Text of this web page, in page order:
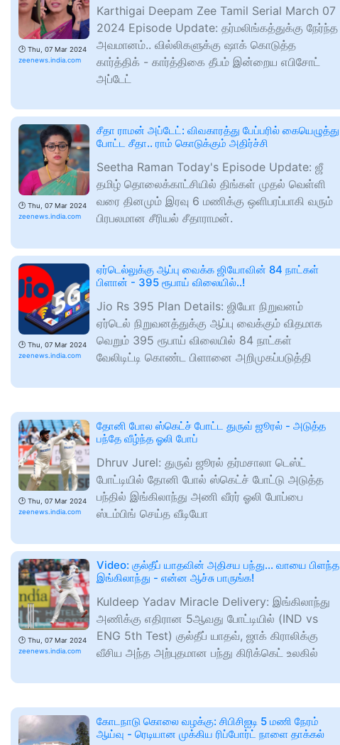
🕑 Thu, 07 Mar 2024
zeenews.india.com
Karthigai Deepam Zee Tamil Serial March 07
2024 Episode Update: தர்மலிங்கத்துக்கு நேர்ந்த
அவமானம்.‌. வில்லிகளுக்கு ஷாக் கொடுத்த
கார்த்திக் - கார்த்திகை தீபம் இன்றைய எபிசோட்
அப்டேட்
🕑 Thu, 07 Mar 2024
zeenews.india.com
சீதா ராமன் அப்டேட்: விவகாரத்து பேப்பரில் கையெழுத்து
போட்ட சீதா.. ராம் கொடுக்கும் அதிர்ச்சி
Seetha Raman Today's Episode Update: ஜீ
தமிழ் தொலைக்காட்சியில் திங்கள் முதல் வெள்ளி
வரை தினமும் இரவு 6 மணிக்கு ஒளிபரப்பாகி வரும்
பிரபலமான சீரியல் சீதாராமன்.
🕑 Thu, 07 Mar 2024
zeenews.india.com
ஏர்டெல்லுக்கு ஆப்பு வைக்க ஜியோவின் 84 நாட்கள்
பிளான் - 395 ரூபாய் விலையில்..!
Jio Rs 395 Plan Details: ஜியோ நிறுவனம்
ஏர்டெல் நிறுவனத்துக்கு ஆப்பு வைக்கும் விதமாக
வெறும் 395 ரூபாய் விலையில் 84 நாட்கள்
வேலிடிட்டி கொண்ட பிளானை அறிமுகப்படுத்தி
🕑 Thu, 07 Mar 2024
zeenews.india.com
தோனி போல ஸ்கெட்ச் போட்ட துருவ் ஜூரல் - அடுத்த
பந்தே வீழ்ந்த ஓலி போப்
Dhruv Jurel: துருவ் ஜூரல் தர்மசாலா டெஸ்ட்
போட்டியில் தோனி போல் ஸ்கெட்ச் போட்டு அடுத்த
பந்தில் இங்கிலாந்து அணி வீரர் ஓலி போப்பை
ஸ்டம்பிங் செய்த வீடியோ
🕑 Thu, 07 Mar 2024
zeenews.india.com
Video: குல்தீப் யாதவின் அதிசய பந்து... வாயை பிளந்த
இங்கிலாந்து - என்ன ஆச்சு பாருங்க!
Kuldeep Yadav Miracle Delivery: இங்கிலாந்து
அணிக்கு எதிரான 5ஆவது போட்டியில் (IND vs
ENG 5th Test) குல்தீப் யாதவ், ஜாக் கிராலிக்கு
வீசிய அந்த அற்புதமான பந்து கிரிக்கெட் உலகில்
கோடநாடு கொலை வழக்கு: சிபிசிஐடி 5 மணி நேரம்
ஆய்வு - ரெடியான முக்கிய ரிப்போர்ட் நாளை தாக்கல்